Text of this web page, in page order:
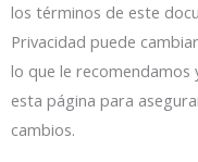
los términos de este
Privacidad puede
lo que le recomendamos
esta página para
cambios.